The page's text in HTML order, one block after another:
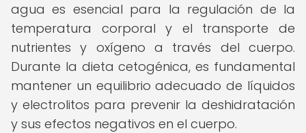
agua es esencial para la regulación de la
temperatura corporal y el transporte de
nutrientes y oxígeno a través del cuerpo.
Durante la dieta cetogénica, es fundamental
mantener un equilibrio adecuado de líquidos
y electrolitos para prevenir la deshidratación
y sus efectos negativos en el cuerpo.